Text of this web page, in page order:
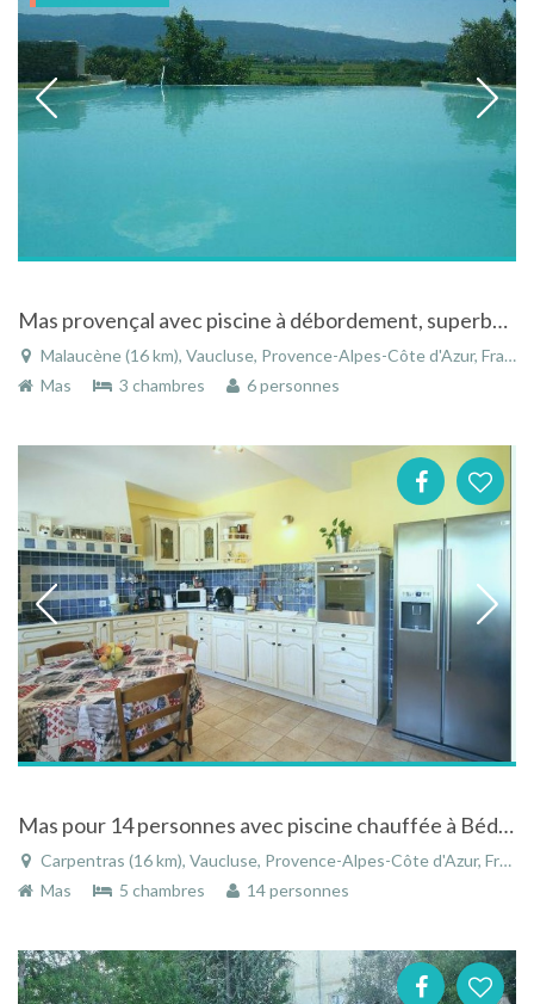
Mas provençal avec piscine à débordement, superbe vue sur le Mont-Ventoux
Malaucène (16 km), Vaucluse, Provence-Alpes-Côte d'Azur, France
Mas
3 chambres 6 personnes
Mas pour 14 personnes avec piscine chauffée à Bédoin
Carpentras (16 km), Vaucluse, Provence-Alpes-Côte d'Azur, France
Mas
5 chambres 14 personnes